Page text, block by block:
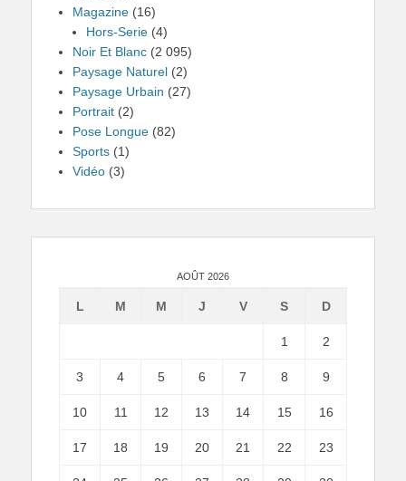
Magazine (16)
Hors-Serie (4)
Noir Et Blanc (2 095)
Paysage Naturel (2)
Paysage Urbain (27)
Portrait (2)
Pose Longue (82)
Sports (1)
Vidéo (3)
AOÛT 2026
L M M J V S D
1 2
3 4 5 6 7 8 9
10 11 12 13 14 15 16
17 18 19 20 21 22 23